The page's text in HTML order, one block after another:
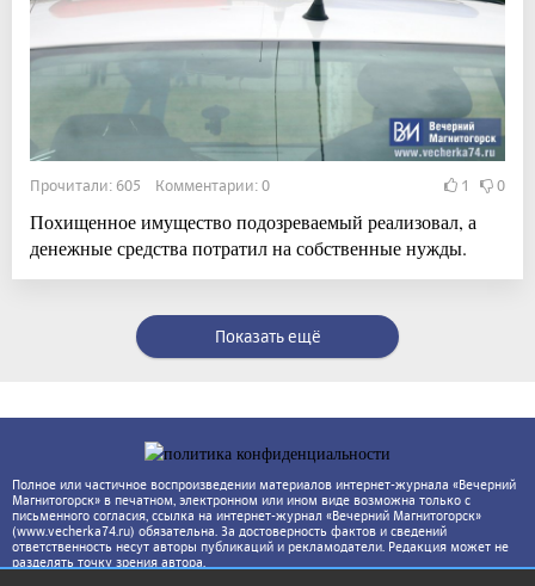
Прочитали: 605 Комментарии: 0 1 0
Похищенное имущество подозреваемый реализовал, а
денежные средства потратил на собственные нужды.
Показать ещё
Полное или частичное воспроизведении материалов интернет-журнала «Вечерний
Магнитогорск» в печатном, электронном или ином виде возможна только с
письменного согласия, ссылка на интернет-журнал «Вечерний Магнитогорск»
(www.vecherka74.ru) обязательна. За достоверность фактов и сведений
ответственность несут авторы публикаций и рекламодатели. Редакция может не
разделять точку зрения автора.